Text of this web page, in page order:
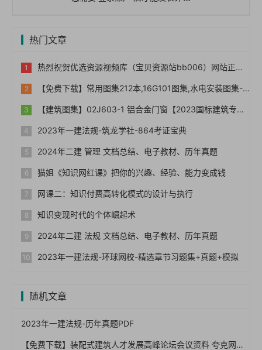
热门文章
热烈祝贺优选资源视频库（宝贝资源站bb006）网站正式上线！！
【免费下载】常用图集212本,16G101图集,水电安装图集-254本【01-0014】
【建筑图集】02J603-1 铝合金门窗【2023国标建筑专业图集大全】
2023年一建法规-筑龙学社-864考证宝典
2024年二建 管理 文档总结、电子教材、历年真题
猫姐《知识网红课》把你的兴趣、经验、能力变成钱
网课二：知识付费高转化模式的设计与执行
知识变现时代的个体崛起术
2024年二建 法规 文档总结、电子教材、历年真题
2023年一建法规-环球网校-精选章节习题集+真题+模拟
随机文章
2023年一建法规-历年真题PDF
【免费下载】装配式建筑人才发展高峰论坛会议资料 夸克网盘下载【01-0016】